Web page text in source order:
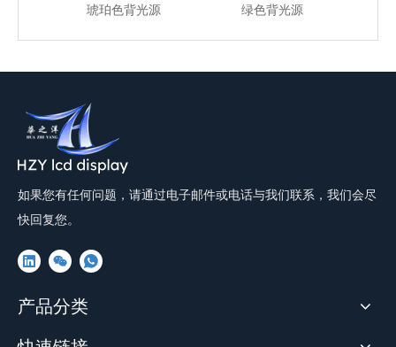
琥珀色背光源 绿色背光源
如果您有任何问题，请通过电子邮件或电话与我们联系，我们会尽
快回复您。
产品分类